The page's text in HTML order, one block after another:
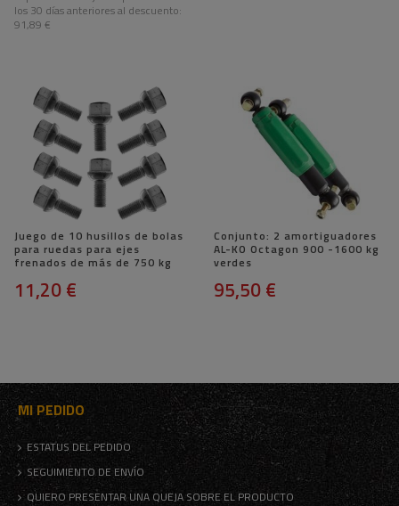
los 30 días anteriores al descuento:
91,89 €
Juego de 10 husillos de bolas
para ruedas para ejes
frenados de más de 750 kg
11,20 €
Conjunto: 2 amortiguadores
AL-KO Octagon 900 -1600 kg
verdes
95,50 €
MI PEDIDO
ESTATUS DEL PEDIDO
SEGUIMIENTO DE ENVÍO
QUIERO PRESENTAR UNA QUEJA SOBRE EL PRODUCTO